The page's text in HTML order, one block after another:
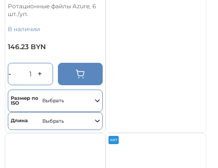
Ротационные файлы Azure, 6
шт./уп.
В наличии
Этот
имеет
несколько
вариаций.
Опции
можно
выбрать
на
146.23 BYN
Размер по
ISO
Длина
- +
ХИТ